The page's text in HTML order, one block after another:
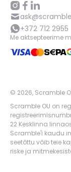
+372 712 2955
Me aktsepteerime
© 2026, Scramble
Scramble OU on
22 Kesklinna
Scramble'i kaudu
seetõttu võib teie
riske ja